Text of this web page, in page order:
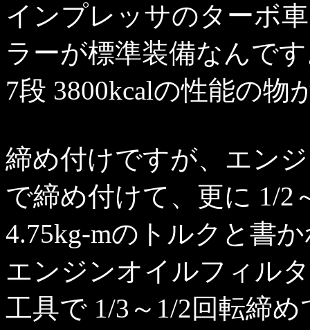
インプレッサのターボ
ラーが標準装備なんで
7段 3800kcalの性能の物
締め付けですが、エン
で締め付けて、更に 1/2
4.75kg-mのトルクと書
エンジンオイルフィル
工具で 1/3～1/2回転締